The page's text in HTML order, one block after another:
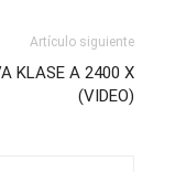
Artículo siguiente
KLASE A 2400 X
(VIDEO)